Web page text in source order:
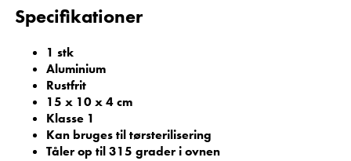
Specifikationer
1 stk
Aluminium
Rustfrit
15 x 10 x 4 cm
Klasse 1
Kan bruges til tørsterilisering
Tåler op til 315 grader i ovnen